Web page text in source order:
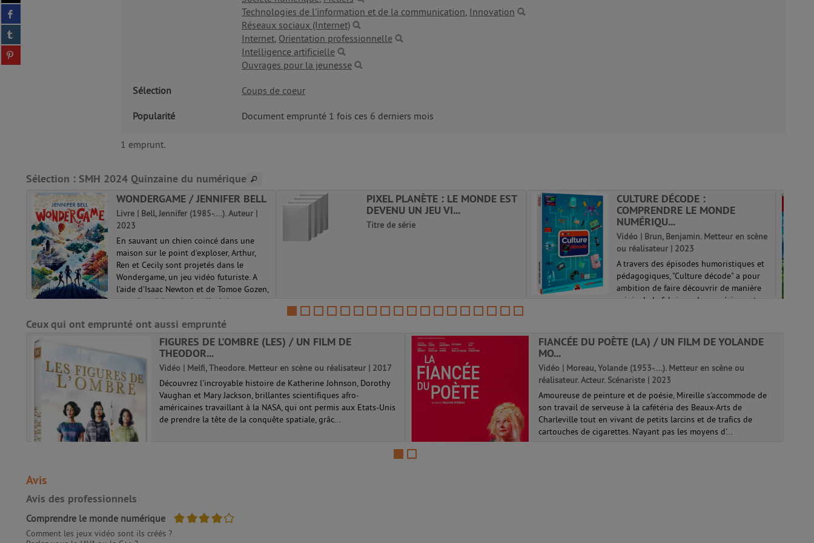
twitter
(Nouvelle
fenêtre)
Partager
sur
facebook
(Nouvelle
fenêtre)
Partager
sur
tumblr
(Nouvelle
Partager
sur
Technologies de l'information et de la communication, Innovation
Réseaux sociaux (Internet)
Internet, Orientation professionnelle
Intelligence artificielle
Ouvrages pour la jeunesse
Sélection Coups de coeur
Popularité Document emprunté 1 fois ces 6 derniers mois
1 emprunt.
Sélection : SMH 2024 Quinzaine du numérique
WONDERGAME / JENNIFER BELL
Livre | Bell, Jennifer (1985-....). Auteur |
2023
En sauvant un chien coincé dans une
maison sur le point d'exploser, Arthur,
Ren et Cecily sont projetés dans le
Wondergame, un jeu vidéo futuriste. A
l'aide d'Isaac Newton et de Tomoe Gozen,
tous deux héros du jeu, ils doivent tro...
PIXEL PLANÈTE : LE MONDE EST
DEVENU UN JEU VI...
Titre de série
CULTURE DÉCODE :
COMPRENDRE LE MONDE
NUMÉRIQU...
Vidéo | Brun, Benjamin. Metteur en scène
ou réalisateur | 2023
A travers des épisodes humoristiques et
pédagogiques, "Culture décode" a pour
ambition de faire découvrir de manière
originale la fabrique du numérique et
Ceux qui ont emprunté ont aussi emprunté
FIGURES DE L'OMBRE (LES) / UN FILM DE
THEODOR...
Vidéo | Melfi, Theodore. Metteur en scène ou réalisateur | 2017
Découvrez l'incroyable histoire de Katherine Johnson, Dorothy
Vaughan et Mary Jackson, brillantes scientifiques afro-
américaines travaillant à la NASA, qui ont permis aux Etats-Unis
de prendre la tête de la conquête spatiale, grâc...
FIANCÉE DU POÈTE (LA) / UN FILM DE YOLANDE
MO...
Vidéo | Moreau, Yolande (1953-....). Metteur en scène ou
réalisateur. Acteur. Scénariste | 2023
Amoureuse de peinture et de poésie, Mireille s'accommode de
son travail de serveuse à la cafétéria des Beaux-Arts de
Charleville tout en vivant de petits larcins et de trafics de
cartouches de cigarettes. N'ayant pas les moyens d'...
Avis
Avis des professionnels
Comprendre le monde numérique 4/5
Comment les jeux vidéo sont ils créés ?